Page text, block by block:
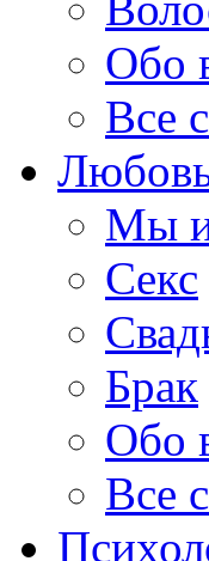
Обо
Все
Мы
Секс
Брак
Обо
Все